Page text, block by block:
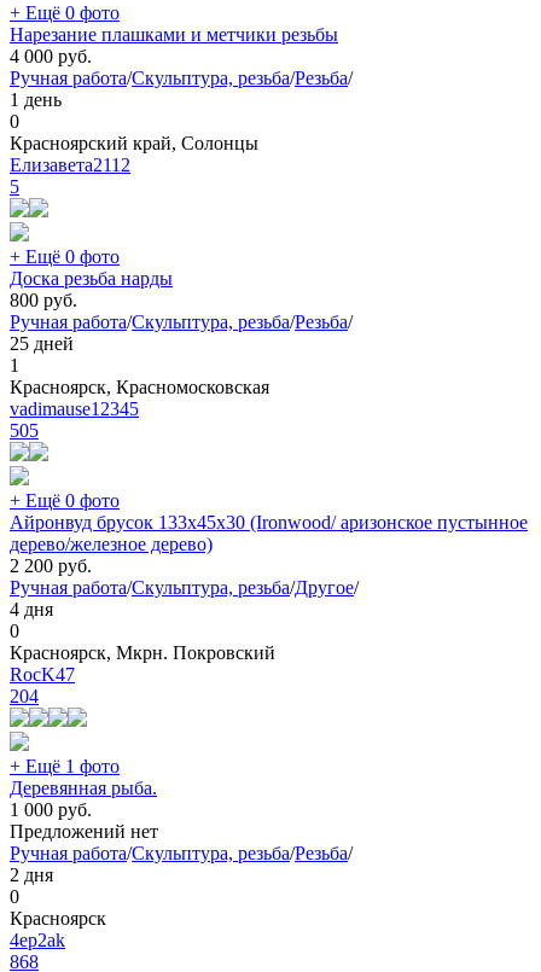
+ Ещё 0 фото
Нарезание плашками и метчики резьбы
4 000 руб.
Ручная работа/Скульптура, резьба/Резьба/
1 день
0
Красноярский край, Солонцы
Елизавета2112
5
+ Ещё 0 фото
Доска резьба нарды
800 руб.
Ручная работа/Скульптура, резьба/Резьба/
25 дней
1
Красноярск, Красномосковская
vadimause12345
505
+ Ещё 0 фото
Айронвуд брусок 133х45х30 (Ironwood/ аризонское пустынное
дерево/железное дерево)
2 200 руб.
Ручная работа/Скульптура, резьба/Другое/
4 дня
0
Красноярск, Мкрн. Покровский
RocK47
204
+ Ещё 1 фото
Деревянная рыба.
1 000 руб.
Предложений нет
Ручная работа/Скульптура, резьба/Резьба/
2 дня
0
Красноярск
4ep2ak
868